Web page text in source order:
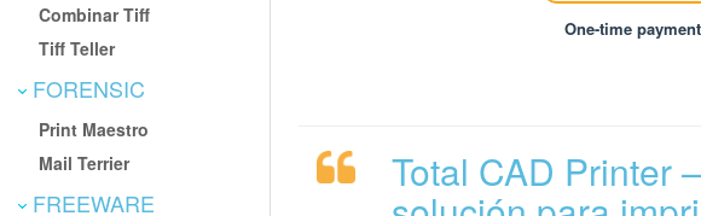
Combinar Tiff
Tiff Teller
FORENSIC
Print Maestro
Mail Terrier
FREEWARE
One-time payment
Total CAD Printer